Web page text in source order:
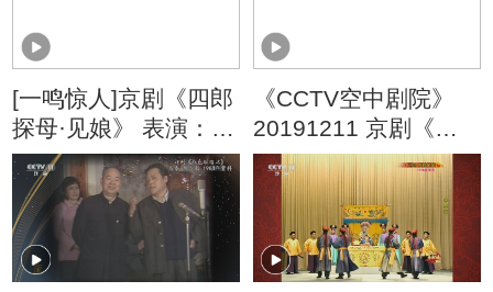
[一鸣惊人]京剧《四郎
探母·见娘》 表演：李
春暖 付晶晶 张瀚璋
《CCTV空中剧院》
20191211 京剧《四
郎探母》 1/2